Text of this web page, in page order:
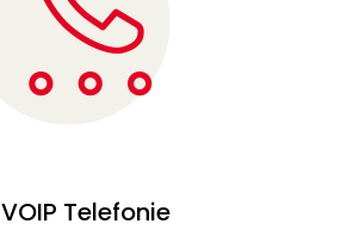
VOIP Telefonie